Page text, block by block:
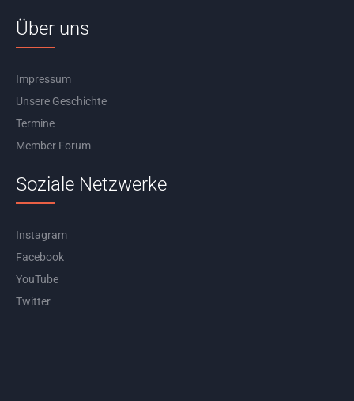
Über uns
Impressum
Unsere Geschichte
Termine
Member Forum
Soziale Netzwerke
Instagram
Facebook
YouTube
Twitter